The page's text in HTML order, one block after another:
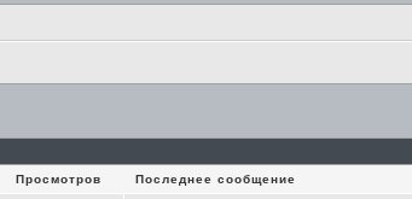
Просмотров Последнее сообщение